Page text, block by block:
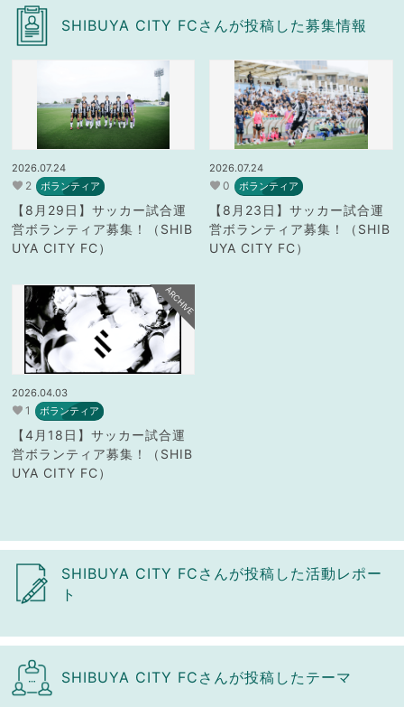
SHIBUYA CITY FCさんが投稿した募集情報
2026.07.24
2 ボランティア
【8月29日】サッカー試合運
営ボランティア募集！（SHIB
UYA CITY FC）
2026.07.24
0 ボランティア
【8月23日】サッカー試合運
営ボランティア募集！（SHIB
UYA CITY FC）
ARCHIVE
2026.04.03
1 ボランティア
【4月18日】サッカー試合運
営ボランティア募集！（SHIB
UYA CITY FC）
SHIBUYA CITY FCさんが投稿した活動レポー
ト
SHIBUYA CITY FCさんが投稿したテーマ